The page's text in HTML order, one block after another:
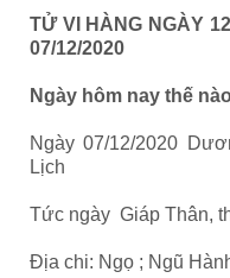
TỬ VI HÀNG NGÀY
07/12/2020
Ngày hôm nay thế
Ngày 07/12/2020
Lịch
Tức ngày Giáp Thân,
Địa chi: Ngọ ; Ngũ